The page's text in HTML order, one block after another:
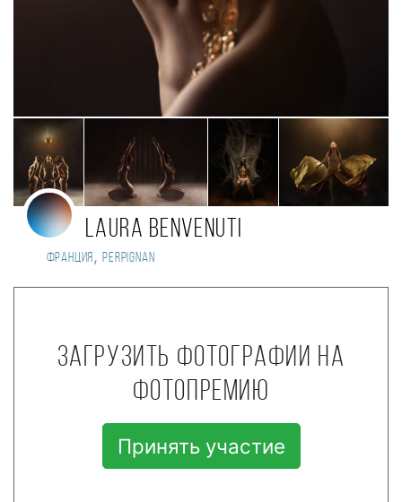
Laura Benvenuti
Франция, Perpignan
Загрузить фотографии на
фотопремию
Принять участие